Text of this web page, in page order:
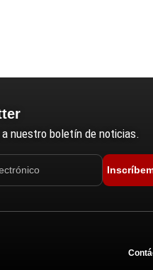
nuestro boletín de noticias.